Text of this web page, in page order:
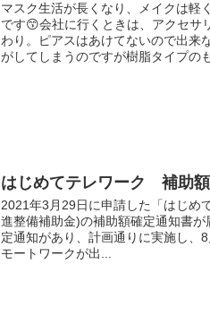
マスク生活が長くなり、メイクは軽
です😙会社に行くときは、アクセサ
わり。ピアスはあけてないので出来
がしてしまうのですが樹脂タイプの
はじめてテレワーク 補助
2021年3月29日に申請した「はじめ
進整備補助金)の補助額確定通知書
定通知があり、計画通りに実施し、
モートワークが出...